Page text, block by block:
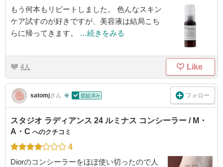
もう何本もリピートしました。 色んなスキン
ケア試すのが好きですが、美容液は結局こち
らに帰ってきます。
…続きをみる
4 Like
satomjさん フォロー
スタジオ ラディアンス 24 ルミナス コンシーラー / M・
A・C へのクチコミ
4
Diorのコンシーラーをほぼ使い切ったので人